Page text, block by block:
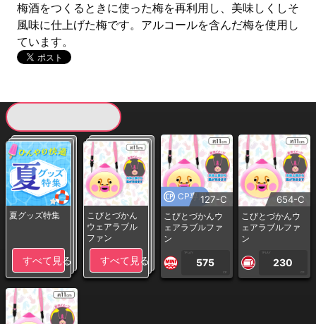
梅酒をつくるときに使った梅を再利用し、美味しくしそ
風味に仕上げた梅です。アルコールを含んだ梅を使用し
ています。
夏グッズ特集
すべて見る
こびとづかん
ウェアラブル
ファン
すべて見る
CP専用127-C
こびとづかんウ
ェアラブルファ
ン
1PLAY
575
CP
654-C
こびとづかんウ
ェアラブルファ
ン
1PLAY
230
CP